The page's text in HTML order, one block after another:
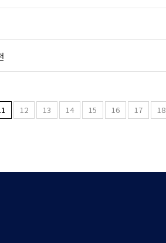
12 13 14 15 16 17 18